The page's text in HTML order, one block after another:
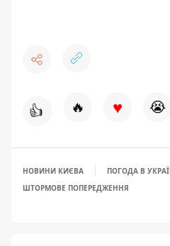
👍 🔥 ♥ 😭
НОВИНИ КИЄВА
ПОГОДА В
ШТОРМОВЕ ПОПЕРЕДЖЕННЯ